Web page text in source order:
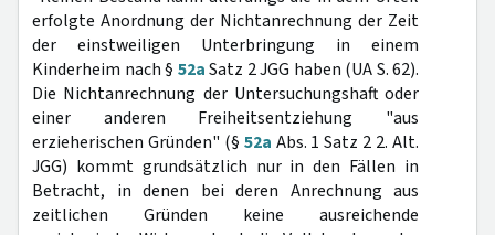
erfolgte Anordnung der Nichtanrechnung der Zeit
der einstweiligen Unterbringung in einem
Kinderheim nach § 52aSatz 2 JGG haben (UA S. 62).
Die Nichtanrechnung der Untersuchungshaft oder
einer anderen Freiheitsentziehung "aus
erzieherischen Gründen" (§ 52a Abs. 1 Satz 2 2. Alt.
JGG) kommt grundsätzlich nur in den Fällen in
Betracht, in denen bei deren Anrechnung aus
zeitlichen Gründen keine ausreichende